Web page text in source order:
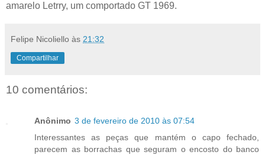
amarelo Letrry, um comportado GT 1969.
Felipe Nicoliello às 21:32
Compartilhar
10 comentários:
Anônimo 3 de fevereiro de 2010 às 07:54
Interessantes as peças que mantém o capo fechado,
parecem as borrachas que seguram o encosto do banco